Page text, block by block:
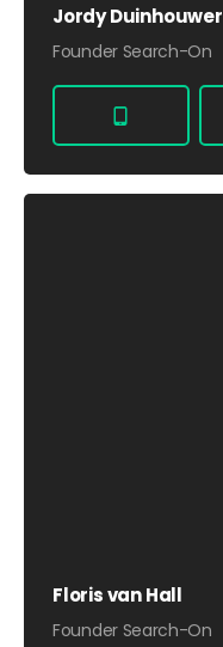
Jordy Duinhouwer
Founder Search-On
Floris van Hall
Founder Search-On